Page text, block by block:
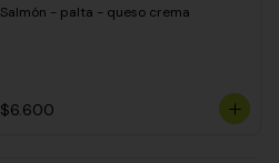
Salmón - palta - queso crema
$6.600